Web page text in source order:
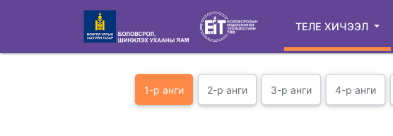
ТЕЛЕ ХИЧЭЭЛ
1-р анги 2-р анги 3-р анги 4-р анги